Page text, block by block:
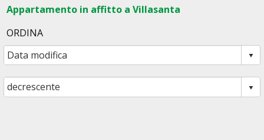
Appartamento in affitto a Villasanta
ORDINA